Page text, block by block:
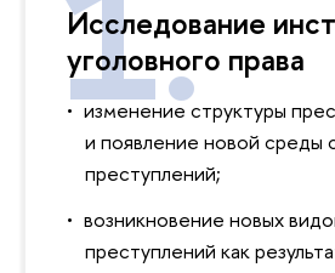
Исследование
уголовного права
изменение структуры
и появление новой среды
преступлений;
возникновение новых
преступлений как